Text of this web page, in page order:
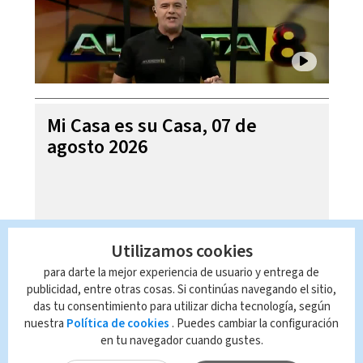
Mi Casa es su Casa, 07 de
agosto 2026
Utilizamos cookies
para darte la mejor experiencia de usuario y entrega de
publicidad, entre otras cosas. Si continúas navegando el sitio,
das tu consentimiento para utilizar dicha tecnología, según
nuestra Política de cookies . Puedes cambiar la configuración
en tu navegador cuando gustes.